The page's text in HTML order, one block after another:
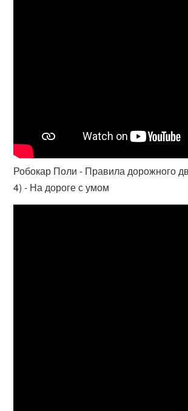
Робокар Поли - Правила дорожного
4) - На дороге с умом